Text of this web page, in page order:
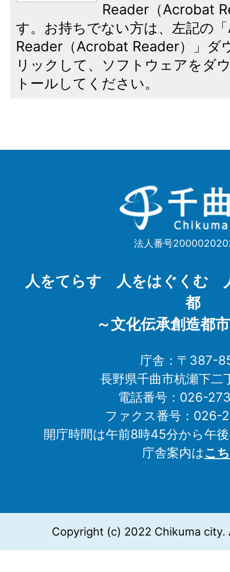
Reader（Acrobat
す。お持ちでない方は、左記の
Reader（Acrobat Reader）」ダ
リックして、ソフトウェアをダ
トールしてください。
千
曲
Chikuma
法人番号
人をてらす 人をはぐくむ
都
～文化伝承創造都
庁舎：〒387-
長野県千曲市杭瀬下二
電話番号：026-
ファクス番号：026-
開庁時間は午前8時45分から午
庁舎案内はこ
Copyright (c) 2022 Chikuma city.